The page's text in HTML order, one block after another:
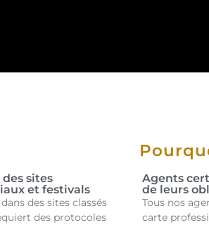
sites
et festivals
des sites classés
des protocoles
Agents
de leurs
Tous nos
carte